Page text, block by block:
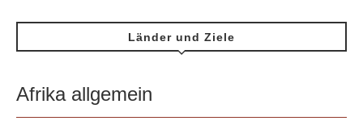
Länder und Ziele
Afrika allgemein